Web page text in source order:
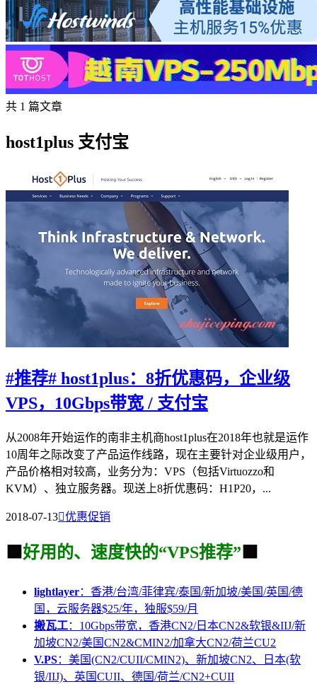
共 1 篇文章
host1plus 支付宝
#推荐# host1plus：8折优惠码，企业级
VPS，10Gbps带宽 / 支付宝
从2008年开始运作的南非主机商host1plus在2018年也就是运作
10周年之际改变了产品运作线路，现在主要针对企业级用户，
产品价格相对较高，业务分为：VPS（包括Virtuozzo和
KVM）、独立服务器。现送上8折优惠码：H1P20，...
2018-07-13优惠促销
🟩 好用的、速度快的“VPS推荐” 🟩
lightlayer：香港/台湾/菲律宾/泰国/新加坡/美国/英国/德
国，云服务器$25/年，独服$59/月
搬瓦工：10Gbps带宽，香港CN2/日本CN2&软银&IIJ/新
加坡CN2/美国CN2&CMIN2/加拿大CN2/荷兰CU2
V.PS：美国(CN2/CUII/CMIN2)、新加坡CN2、日本(软
银/IIJ)、英国CUII、德国/荷兰/CN2+CUII